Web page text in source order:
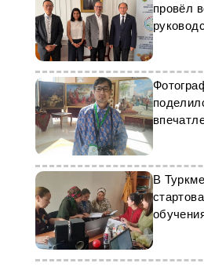
провёл
школы
В